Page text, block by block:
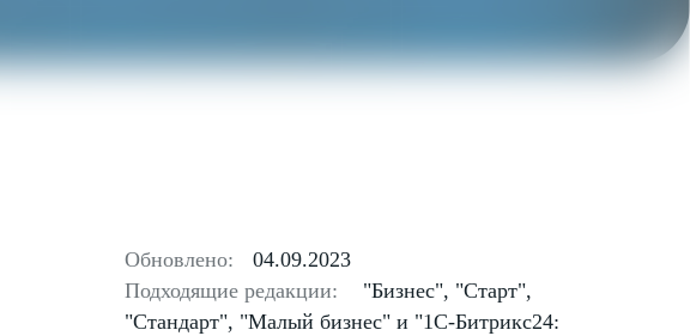
Обновлено:
04.09.2023
Подходящие редакции:
"Бизнес", "Старт",
"Стандарт", "Малый бизнес" и "1С-Битрикс24: